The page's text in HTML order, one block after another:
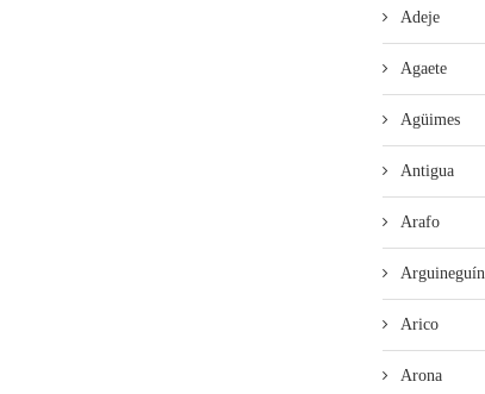
Adeje
Agaete
Agüimes
Antigua
Arafo
Arguineguín
Arico
Arona